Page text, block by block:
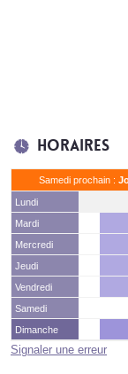
Horaires
Samedi prochain :
Lundi
Mardi
Mercredi
Jeudi
Vendredi
Samedi
Dimanche
Signaler une erreur